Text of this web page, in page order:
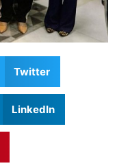
Twitter
LinkedIn